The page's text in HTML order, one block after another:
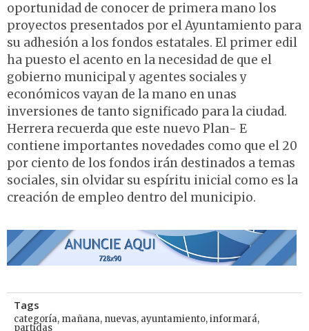
oportunidad de conocer de primera mano los
proyectos presentados por el Ayuntamiento para
su adhesión a los fondos estatales. El primer edil
ha puesto el acento en la necesidad de que el
gobierno municipal y agentes sociales y
económicos vayan de la mano en unas
inversiones de tanto significado para la ciudad.
Herrera recuerda que este nuevo Plan- E
contiene importantes novedades como que el 20
por ciento de los fondos irán destinados a temas
sociales, sin olvidar su espíritu inicial como es la
creación de empleo dentro del municipio.
Tags
categoría, mañana, nuevas, ayuntamiento,informará,
partidas